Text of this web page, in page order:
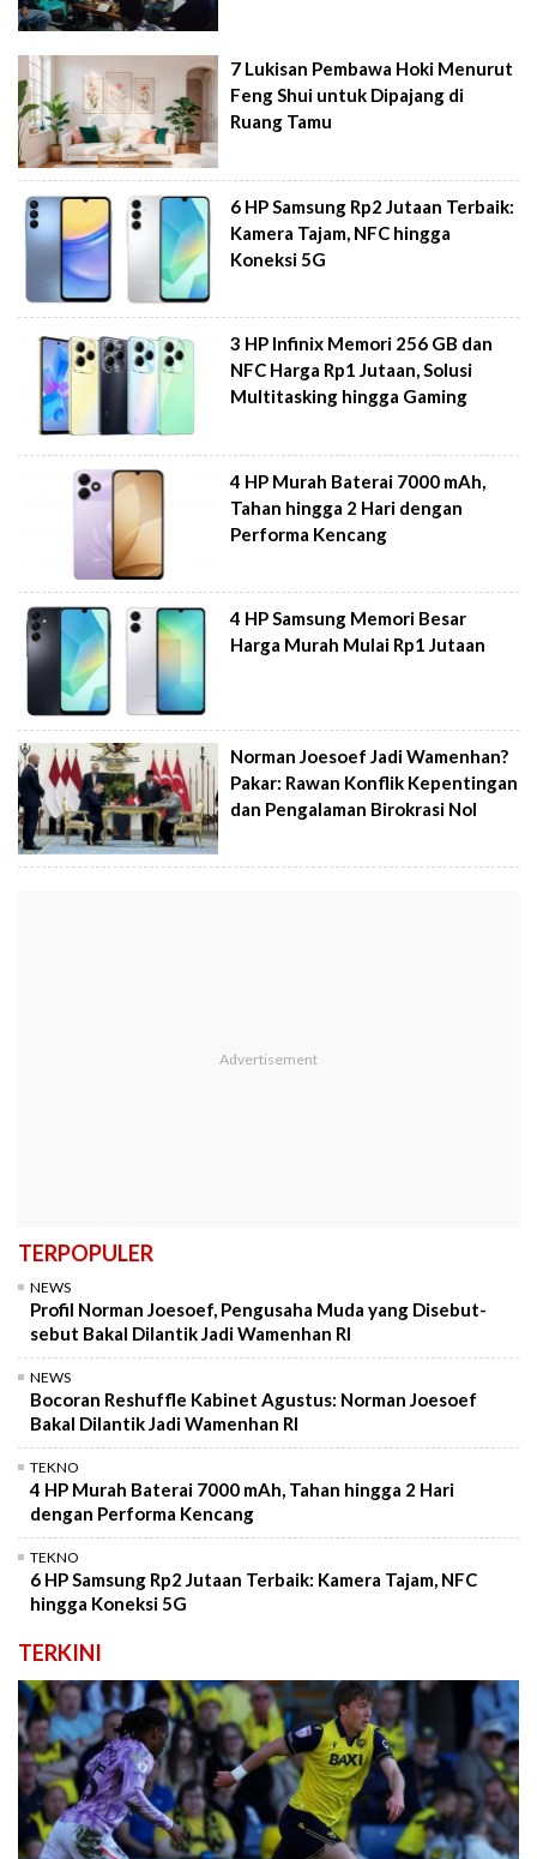
7 Lukisan Pembawa Hoki Menurut
Feng Shui untuk Dipajang di
Ruang Tamu
6 HP Samsung Rp2 Jutaan Terbaik:
Kamera Tajam, NFC hingga
Koneksi 5G
3 HP Infinix Memori 256 GB dan
NFC Harga Rp1 Jutaan, Solusi
Multitasking hingga Gaming
4 HP Murah Baterai 7000 mAh,
Tahan hingga 2 Hari dengan
Performa Kencang
4 HP Samsung Memori Besar
Harga Murah Mulai Rp1 Jutaan
Norman Joesoef Jadi Wamenhan?
Pakar: Rawan Konflik Kepentingan
dan Pengalaman Birokrasi Nol
TERPOPULER
NEWS
Profil Norman Joesoef, Pengusaha Muda yang Disebut-
sebut Bakal Dilantik Jadi Wamenhan RI
NEWS
Bocoran Reshuffle Kabinet Agustus: Norman Joesoef
Bakal Dilantik Jadi Wamenhan RI
TEKNO
4 HP Murah Baterai 7000 mAh, Tahan hingga 2 Hari
dengan Performa Kencang
TEKNO
6 HP Samsung Rp2 Jutaan Terbaik: Kamera Tajam, NFC
hingga Koneksi 5G
TERKINI